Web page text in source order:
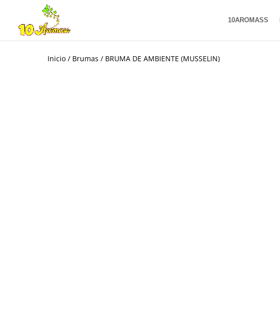
10AROMASS
Inicio / Brumas / BRUMA DE AMBIENTE (MUSSELIN)